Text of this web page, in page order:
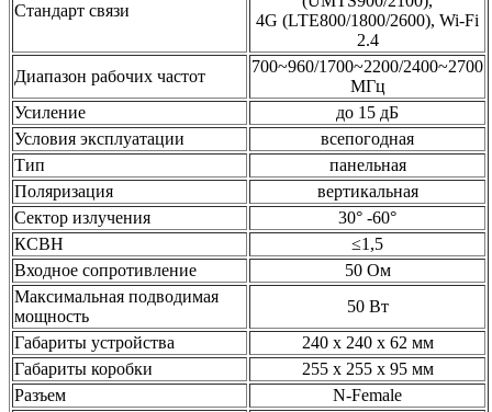
Стандарт связи
4G (LTE800/1800/2600), Wi-Fi
2.4
Диапазон рабочих частот
700~960/1700~2200/2400~2700
МГц
Усиление
до 15 дБ
Условия эксплуатации
всепогодная
Тип
панельная
Поляризация
вертикальная
Сектор излучения
30° -60°
КСВН
≤1,5
Входное сопротивление
50 Ом
Максимальная подводимая
мощность
50 Вт
Габариты устройства
240 х 240 х 62 мм
Габариты коробки
255 х 255 х 95 мм
Разъем
N-Female